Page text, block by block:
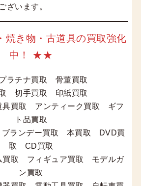
ざいます。
き物・古道具の買取強化
中！ ★★
ラチナ買取 骨董買取
切手買取 印紙買取
買取 アンティーク買取 ギフ
ト品買取
ブランデー買取 本買取 DVD買
取 CD買取
買取 フィギュア買取 モデルガ
ン買取